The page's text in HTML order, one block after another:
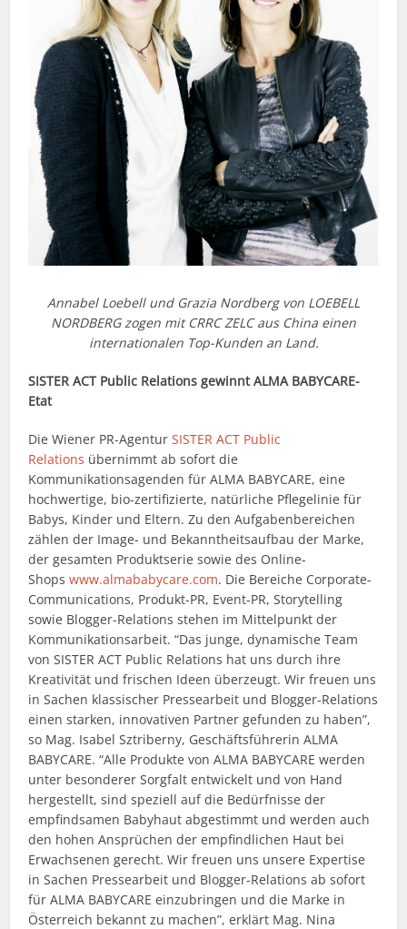
Annabel Loebell und Grazia Nordberg von LOEBELL
NORDBERG zogen mit CRRC ZELC aus China einen
internationalen Top-Kunden an Land.
SISTER ACT Public Relations gewinnt ALMA BABYCARE-
Etat
Die Wiener PR-AgenturSISTER ACT Public
Relations übernimmt ab sofort die
Kommunikationsagenden für ALMA BABYCARE, eine
hochwertige, bio-zertifizierte, natürliche Pflegelinie für
Babys, Kinder und Eltern. Zu den Aufgabenbereichen
zählen der Image- und Bekanntheitsaufbau der Marke,
der gesamten Produktserie sowie des Online-
Shopswww.almababycare.com. Die Bereiche Corporate-
Communications, Produkt-PR, Event-PR, Storytelling
sowie Blogger-Relations stehen im Mittelpunkt der
Kommunikationsarbeit. “Das junge, dynamische Team
von SISTER ACT Public Relations hat uns durch ihre
Kreativität und frischen Ideen überzeugt. Wir freuen uns
in Sachen klassischer Pressearbeit und Blogger-Relations
einen starken, innovativen Partner gefunden zu haben”,
so Mag. Isabel Sztriberny, Geschäftsführerin ALMA
BABYCARE. “Alle Produkte von ALMA BABYCARE werden
unter besonderer Sorgfalt entwickelt und von Hand
hergestellt, sind speziell auf die Bedürfnisse der
empfindsamen Babyhaut abgestimmt und werden auch
den hohen Ansprüchen der empfindlichen Haut bei
Erwachsenen gerecht. Wir freuen uns unsere Expertise
in Sachen Pressearbeit und Blogger-Relations ab sofort
für ALMA BABYCARE einzubringen und die Marke in
Österreich bekannt zu machen”, erklärt Mag. Nina